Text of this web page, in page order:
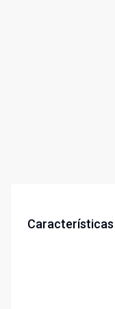
Características